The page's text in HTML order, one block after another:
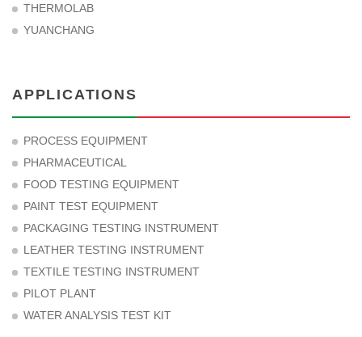
THERMOLAB
YUANCHANG
APPLICATIONS
PROCESS EQUIPMENT
PHARMACEUTICAL
FOOD TESTING EQUIPMENT
PAINT TEST EQUIPMENT
PACKAGING TESTING INSTRUMENT
LEATHER TESTING INSTRUMENT
TEXTILE TESTING INSTRUMENT
PILOT PLANT
WATER ANALYSIS TEST KIT